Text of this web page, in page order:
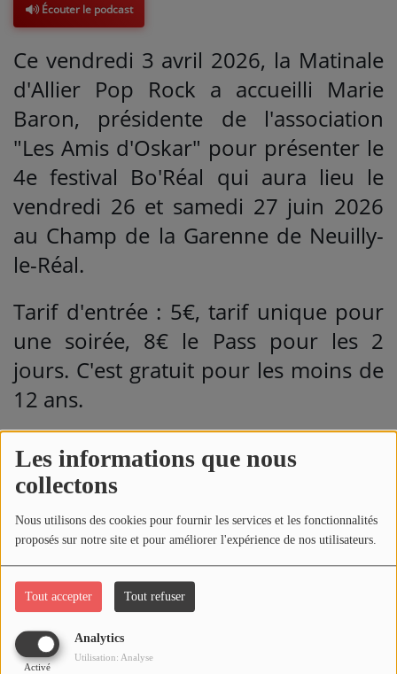
Les informations que nous
collectons
Nous utilisons des cookies pour fournir les services et les fonctionnalités
proposés sur notre site et pour améliorer l'expérience de nos utilisateurs.
Tout accepter Tout refuser
Analytics
Activé
Utilisation: Analyse
Agenda
Titres diffusés
Écouter le podcast
Ce vendredi 3 avril 2026, la Matinale
d'Allier Pop Rock a accueilli Marie
Baron, présidente de l'association
"Les Amis d'Oskar" pour présenter le
4e festival Bo'Réal qui aura lieu le
vendredi 26 et samedi 27 juin 2026
au Champ de la Garenne de Neuilly-
le-Réal.
Tarif d'entrée : 5€, tarif unique pour
une soirée, 8€ le Pass pour les 2
jours. C'est gratuit pour les moins de
12 ans.
Bar, restauration et camping sur
place.
Au programme du week-end :
Vendredi 26 juin à 19h : 1ère série de
concerts avec "Comme une étoile",
"Kickin'Dudes" et une soirée mousse
avec Fou Allier.